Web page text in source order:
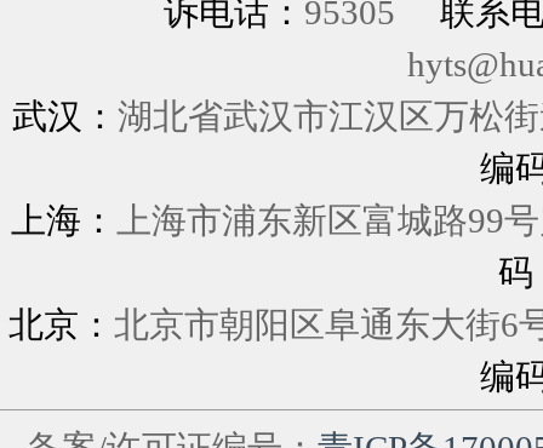
诉电话： 95305
联系
武汉： 湖北省武汉市江汉区万松
编
上海：
上海市浦东新区富
码
北京： 北京市朝阳区阜通东大
编